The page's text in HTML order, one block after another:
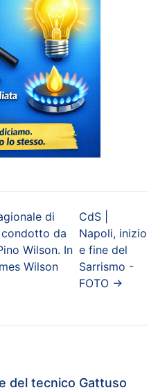
di
da
Wilson. In
Wilson
CdS |
Napoli, inizio
e fine del
Sarrismo -
FOTO →
del tecnico Gattuso